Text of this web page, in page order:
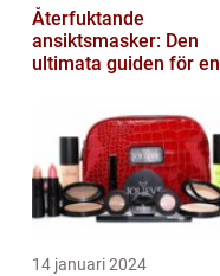
Återfuktande
ansiktsmasker: Den
ultimata guiden för en
14 januari 2024